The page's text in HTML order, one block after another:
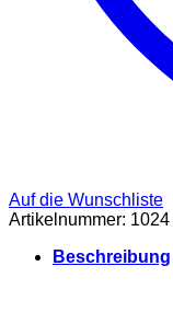
Auf die Wunschliste
Artikelnummer: 1024
Beschreibung